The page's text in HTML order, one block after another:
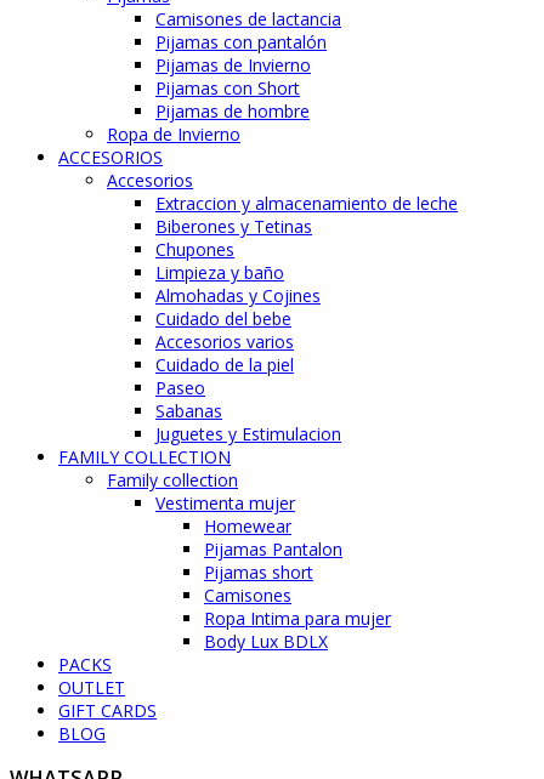
Camisones de lactancia
Pijamas con pantalón
Pijamas de Invierno
Pijamas con Short
Pijamas de hombre
Ropa de Invierno
ACCESORIOS
Accesorios
Extraccion y almacenamiento de leche
Biberones y Tetinas
Chupones
Limpieza y baño
Almohadas y Cojines
Cuidado del bebe
Accesorios varios
Cuidado de la piel
Paseo
Sabanas
Juguetes y Estimulacion
FAMILY COLLECTION
Family collection
Vestimenta mujer
Homewear
Pijamas Pantalon
Pijamas short
Camisones
Ropa Intima para mujer
Body Lux BDLX
PACKS
OUTLET
GIFT CARDS
BLOG